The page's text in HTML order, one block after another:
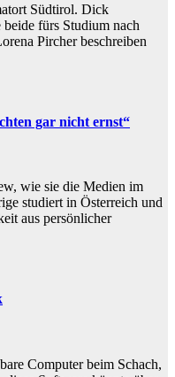
Südtirol. Dick
beide fürs Studium nach
Pircher beschreiben
gar nicht ernst“
wie sie die Medien im
studiert in Österreich und
aus persönlicher
Computer beim Schach,